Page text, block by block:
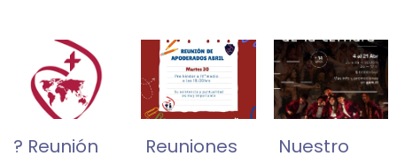
? Reunión
Reuniones
Nuestro